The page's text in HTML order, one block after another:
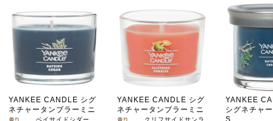
YANKEE CANDLE シグ
ネチャータンブラーミニ
ベイサイドシダー
YANKEE CANDLE シグ
ネチャータンブラーミニ
クリフサイドサンラ
YANKEE
シグネチャ
S